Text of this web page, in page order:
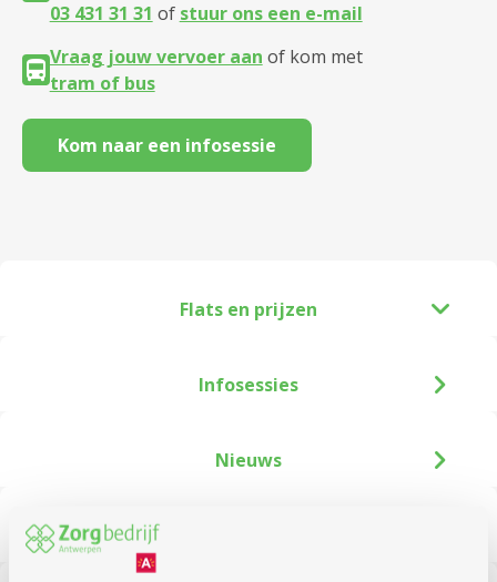
03 431 31 31 of stuur ons een e-mail
Vraag jouw vervoer aan of kom met
tram of bus
Kom naar een infosessie
Flats en prijzen
Infosessies
Nieuws